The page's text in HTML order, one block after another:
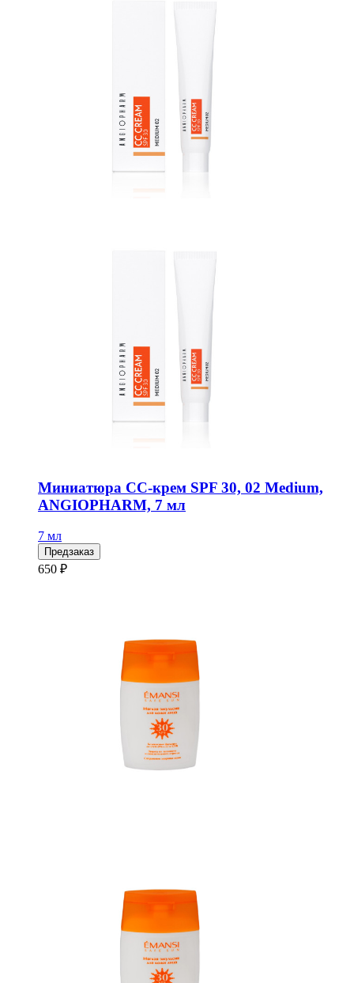
Миниатюра СС-крем SPF 30, 02 Medium,
ANGIOPHARM, 7 мл
7 мл
Предзаказ
650 ₽